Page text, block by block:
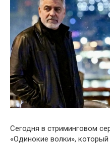
Сегодня в стриминговом
«Одинокие волки»,